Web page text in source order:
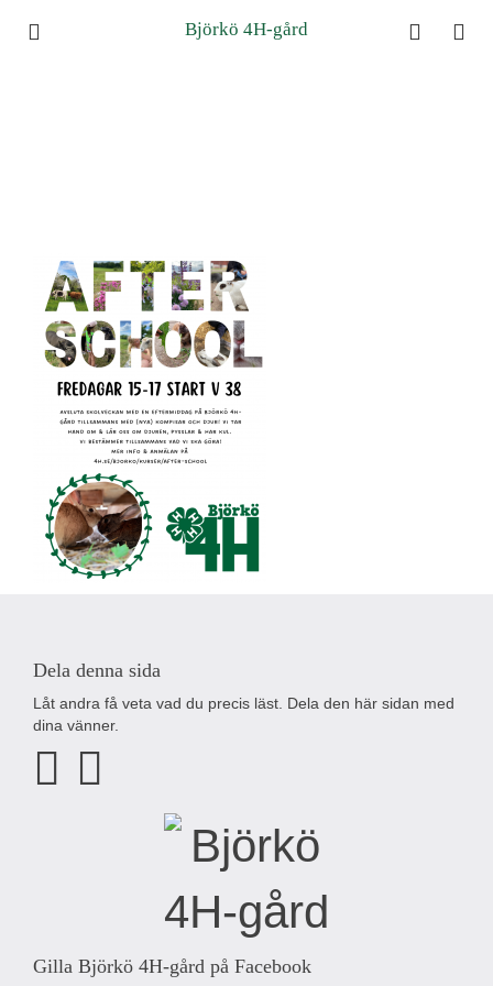
Björkö 4H-gård
Dela denna sida
Låt andra få veta vad du precis läst. Dela den här sidan med
dina vänner.
Gilla Björkö 4H-gård på Facebook